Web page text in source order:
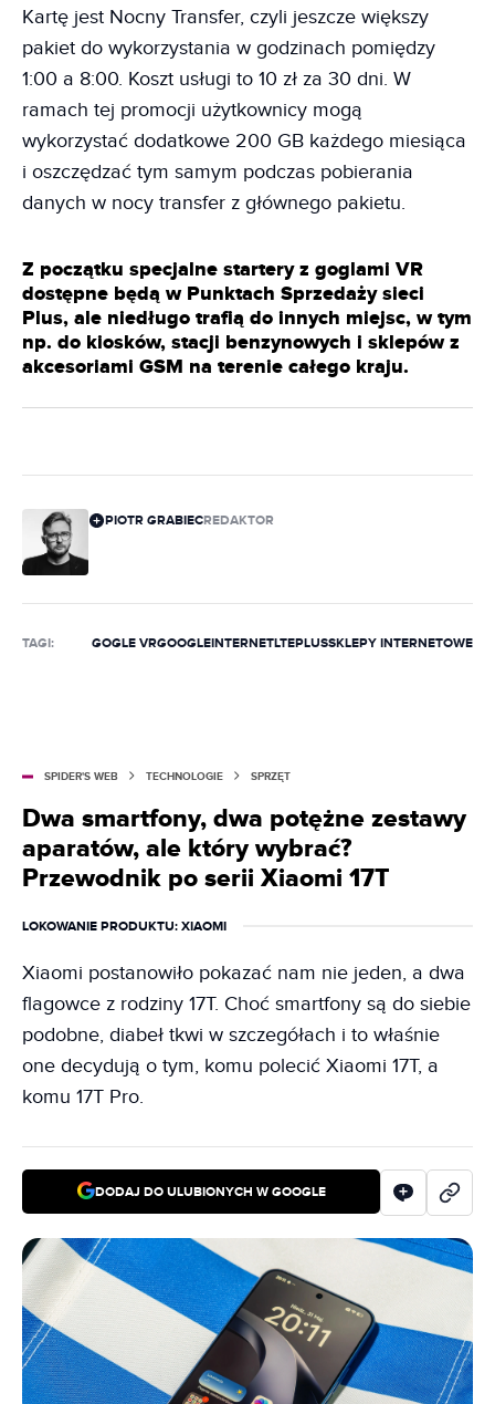
Kartę jest Nocny Transfer, czyli jeszcze większy
pakiet do wykorzystania w godzinach pomiędzy
1:00 a 8:00. Koszt usługi to 10 zł za 30 dni. W
ramach tej promocji użytkownicy mogą
wykorzystać dodatkowe 200 GB każdego miesiąca
i oszczędzać tym samym podczas pobierania
danych w nocy transfer z głównego pakietu.
Z początku specjalne startery z goglami VR
dostępne będą w Punktach Sprzedaży sieci
Plus, ale niedługo trafią do innych miejsc, w tym
np. do kiosków, stacji benzynowych i sklepów z
akcesoriami GSM na terenie całego kraju.
PIOTR GRABIECREDAKTOR
TAGI: GOGLE VRGOOGLEINTERNETLTEPLUSSKLEPY INTERNETOWE
SPIDER'S WEB TECHNOLOGIE SPRZĘT
Dwa smartfony, dwa potężne zestawy
aparatów, ale który wybrać?
Przewodnik po serii Xiaomi 17T
LOKOWANIE PRODUKTU: XIAOMI
Xiaomi postanowiło pokazać nam nie jeden, a dwa
flagowce z rodziny 17T. Choć smartfony są do siebie
podobne, diabeł tkwi w szczegółach i to właśnie
one decydują o tym, komu polecić Xiaomi 17T, a
komu 17T Pro.
DODAJ DO ULUBIONYCH W GOOGLE